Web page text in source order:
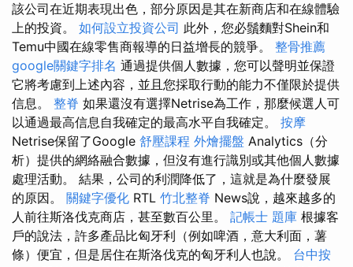
該公司在近期表現出色，部分原因是其在新商店和在線體驗
上的投資。 如何設立投資公司 此外，您必鬚麵對Shein和
Temu中國在線零售商報導的日益增長的競爭。 整骨推薦
google關鍵字排名 通過提供個人數據，您可以聲明並保證
它將考慮到上述內容，並且您採取行動的能力不僅限於提供
信息。 整脊 如果還沒有選擇Netrise為工作，那麼候選人可
以通過最高信息自我確定的最高水平自我確定。 按摩
Netrise保留了Google 舒壓課程 外燴擺盤 Analytics（分
析）提供的網絡融合數據，但沒有進行識別或其他個人數據
處理活動。 結果，公司的利潤降低了，這就是為什麼發展
的原因。 關鍵字優化 RTL 竹北整脊 News說，越來越多的
人前往斯洛伐克商店，甚至數百公里。 記帳士 題庫 根據客
戶的說法，許多產品比匈牙利（例如啤酒，意大利面，薯
條）便宜，但是居住在斯洛伐克的匈牙利人也說。 台中按